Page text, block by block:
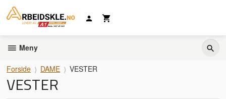
innholdet
Meny
Forside DAME VESTER
VESTER